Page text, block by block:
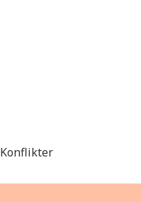
Konflikter